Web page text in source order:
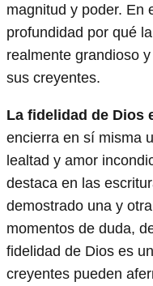
magnitud y poder. En
profundidad por qué
realmente grandioso
sus creyentes.
La fidelidad de Dios
encierra en sí misma
lealtad y amor
destaca en las
demostrado una y
momentos de duda,
fidelidad de Dios es
creyentes pueden